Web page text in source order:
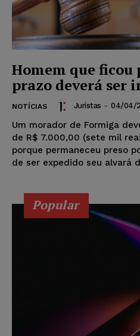
Homem que ficou
prazo deverá ser
NOTÍCIAS Juristas - 04/04/
Um morador de Formiga
de R$ 7.000,00 (sete mil
porque permaneceu preso
de ser expedido seu alvará
Popular